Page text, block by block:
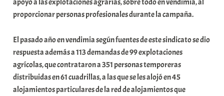
proporcionar personas profesionales durante la campaña.
El pasado año en vendimia según fuentes de este sindicato se dio
respuesta además a 113 demandas de 99 explotaciones
agrícolas, que contrataron a 351 personas temporeras
distribuidas en 61 cuadrillas, a las que se les alojó en 45
alojamientos particulares de la red de alojamientos que